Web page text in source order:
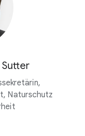
Sutter
Naturschutz